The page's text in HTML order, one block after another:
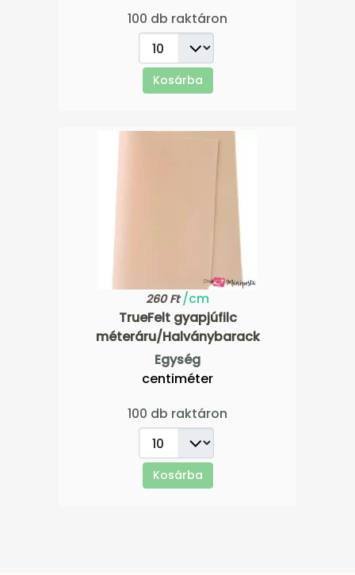
100 db raktáron
Kosárba
260 Ft/cm
TrueFelt gyapjúfilc
méteráru/Halványbarack
Egység
centiméter
100 db raktáron
Kosárba